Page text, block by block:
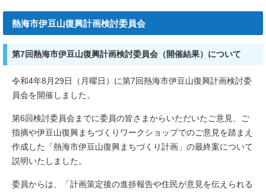
熱海市伊豆山復興計画検討委員会
第7回熱海市伊豆山復興計画検討委員会（開催結果）について
令和4年8月29日（月曜日）に第7回熱海市伊豆山復興計画検討委
員会を開催しました。
第6回検討委員会までに委員の皆さまからいただいたご意見、ご
指摘や伊豆山復興まちづくりワークショップでのご意見を踏まえ
作成した「熱海市伊豆山復興まちづくり計画」の最終案について
説明いたしました。
委員からは、「計画策定後の進捗報告や住民が意見を伝えられる